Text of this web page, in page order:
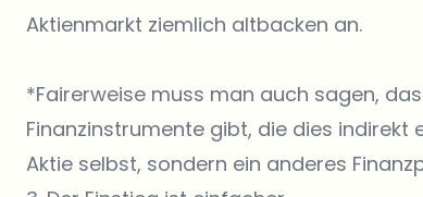
Aktienmarkt ziemlich altbacken an.
*Fairerweise muss man auch sagen,
Finanzinstrumente gibt, die dies
Aktie selbst, sondern ein anderes